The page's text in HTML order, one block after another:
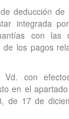
deducción de
integrada
con las
los pagos
con
en el
de 17 de